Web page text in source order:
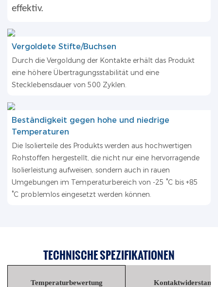
effektiv.
Vergoldete Stifte/Buchsen
Durch die Vergoldung der Kontakte erhält das Produkt
eine höhere Übertragungsstabilität und eine
Stecklebensdauer von 500 Zyklen.
Beständigkeit gegen hohe und niedrige
Temperaturen
Die Isolierteile des Produkts werden aus hochwertigen
Rohstoffen hergestellt, die nicht nur eine hervorragende
Isolierleistung aufweisen, sondern auch in rauen
Umgebungen im Temperaturbereich von -25 °C bis +85
°C problemlos eingesetzt werden können.
TECHNISCHE SPEZIFIKATIONEN
Temperaturbewertung Kontaktwiderstand